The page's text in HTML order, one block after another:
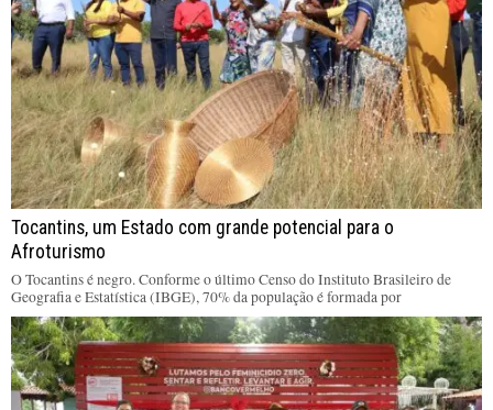
Tocantins, um Estado com grande potencial para o
Afroturismo
O Tocantins é negro. Conforme o último Censo do Instituto Brasileiro de
Geografia e Estatística (IBGE), 70% da população é formada por